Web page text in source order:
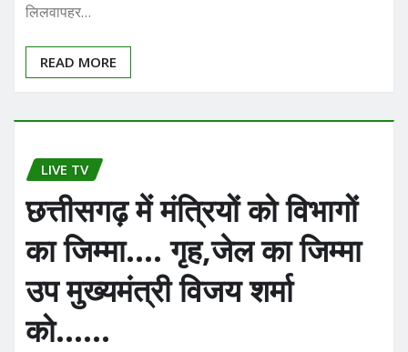
लिलवापहर…
READ MORE
LIVE TV
छत्तीसगढ़ में मंत्रियों को विभागों
का जिम्मा…. गृह,जेल का जिम्मा
उप मुख्यमंत्री विजय शर्मा
को……